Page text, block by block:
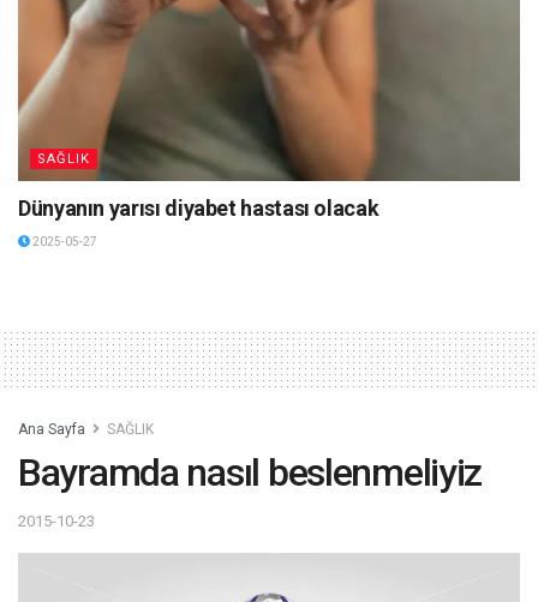
SAĞLIK
Dünyanın yarısı diyabet hastası olacak
2025-05-27
Ana Sayfa SAĞLIK
Bayramda nasıl beslenmeliyiz
2015-10-23